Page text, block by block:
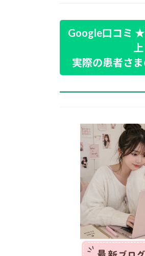
Google口コミ
上
実際の患者さ